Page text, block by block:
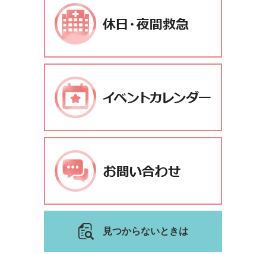
見つからないときは